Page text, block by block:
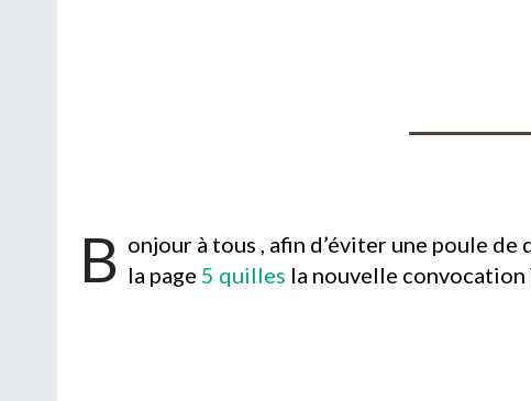
B onjour à tous , afin d’éviter une poule
la page 5 quilles la nouvelle convocation